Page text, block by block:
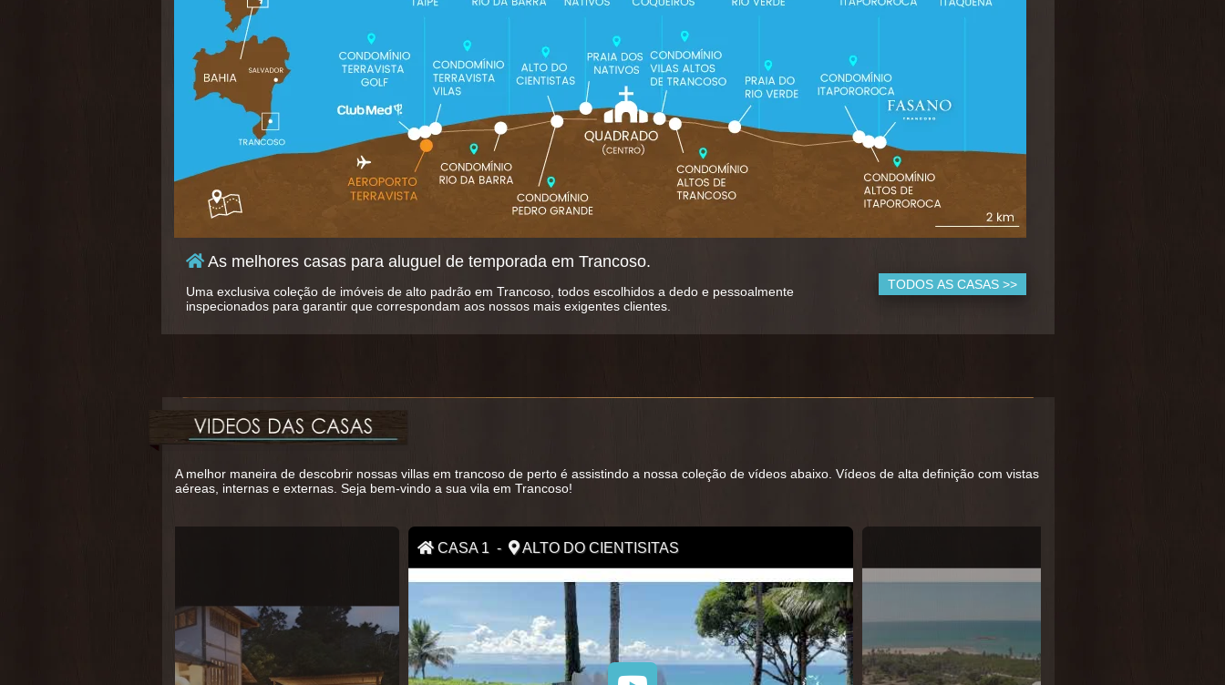
A melhor maneira de descobrir nossas villas em trancoso de perto é assistindo a nossa coleção de vídeos abaixo. Vídeos de alta definição com vistas
aéreas, internas e externas. Seja bem-vindo a sua vila em Trancoso!
CASA 1 - ALTO DO CIENTISITAS
TODOS AS CASAS >>
As melhores casas para aluguel de temporada em Trancoso.
Uma exclusiva coleção de imóveis de alto padrão em Trancoso, todos escolhidos a dedo e pessoalmente
inspecionados para garantir que correspondam aos nossos mais exigentes clientes.